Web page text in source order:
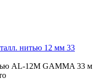
нитью 12 мм 33
AL-12M GAMMA 33 м